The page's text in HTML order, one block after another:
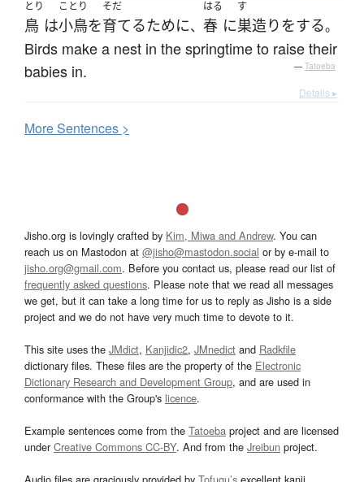
とり
鳥 は
ことり
小鳥を
そだ
育てるために、
はる
春 に
す
巣造り をする。
Birds make a nest in the springtime to raise their
babies in.
— Tatoeba
Details ▸
MoreSentences >
Jisho.org is lovingly crafted by Kim, Miwa and Andrew. You can
reach us on Mastodon at @jisho@mastodon.social or by e-mail to
jisho.org@gmail.com. Before you contact us, please read our list of
frequently asked questions. Please note that we read all messages
we get, but it can take a long time for us to reply as Jisho is a side
project and we do not have very much time to devote to it.
This site uses the JMdict, Kanjidic2, JMnedict and Radkfile
dictionary files. These files are the property of the Electronic
Dictionary Research and Development Group, and are used in
conformance with the Group's licence.
Example sentences come from the Tatoeba project and are licensed
underCreative Commons CC-BY. And from the Jreibun project.